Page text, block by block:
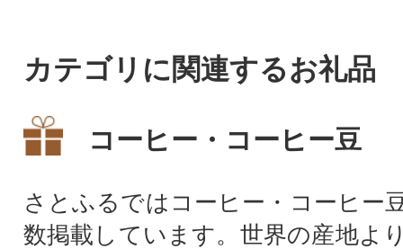
カテゴリに関連するお礼品
コーヒー・コーヒー豆
さとふるではコーヒー・コーヒー
数掲載しています。世界の産地よ